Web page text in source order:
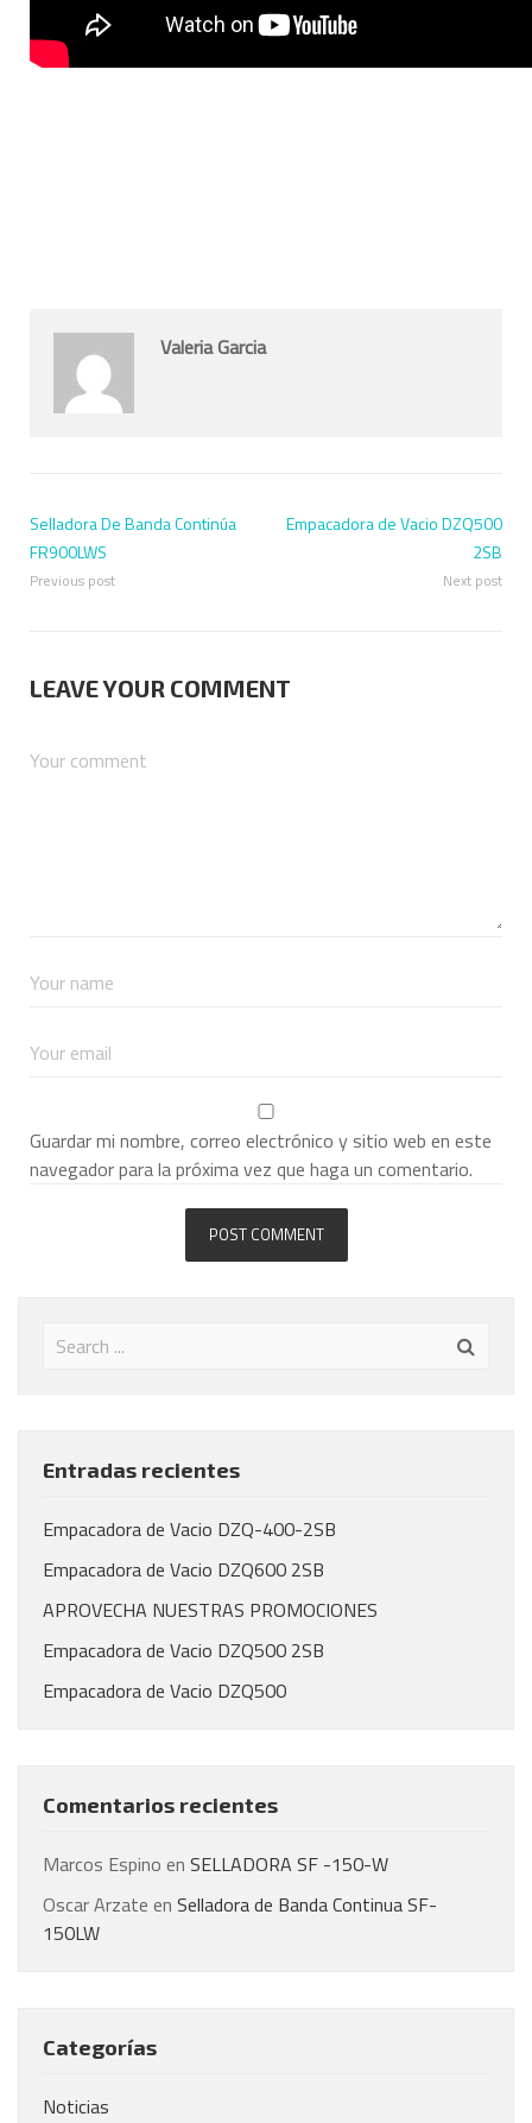
Valeria Garcia
Selladora De Banda Continúa
FR900LWS
Previous post
Empacadora de Vacio DZQ500
2SB
Next post
LEAVE YOUR COMMENT
Guardar mi nombre, correo electrónico y sitio web en este
navegador para la próxima vez que haga un comentario.
Entradas recientes
Empacadora de Vacio DZQ-400-2SB
Empacadora de Vacio DZQ600 2SB
APROVECHA NUESTRAS PROMOCIONES
Empacadora de Vacio DZQ500 2SB
Empacadora de Vacio DZQ500
Comentarios recientes
Marcos Espino en SELLADORA SF -150-W
Oscar Arzate en Selladora de Banda Continua SF-
150LW
Categorías
Noticias